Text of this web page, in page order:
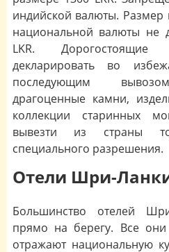
индийской валюты.
национальной валюты не
LKR.
декларировать во
последующим
драгоценные камни,
коллекции старинных
вывезти из страны
специального разрешения.
Отели Шри-
Большинство отелей
прямо на берегу. Все
отражают национальную